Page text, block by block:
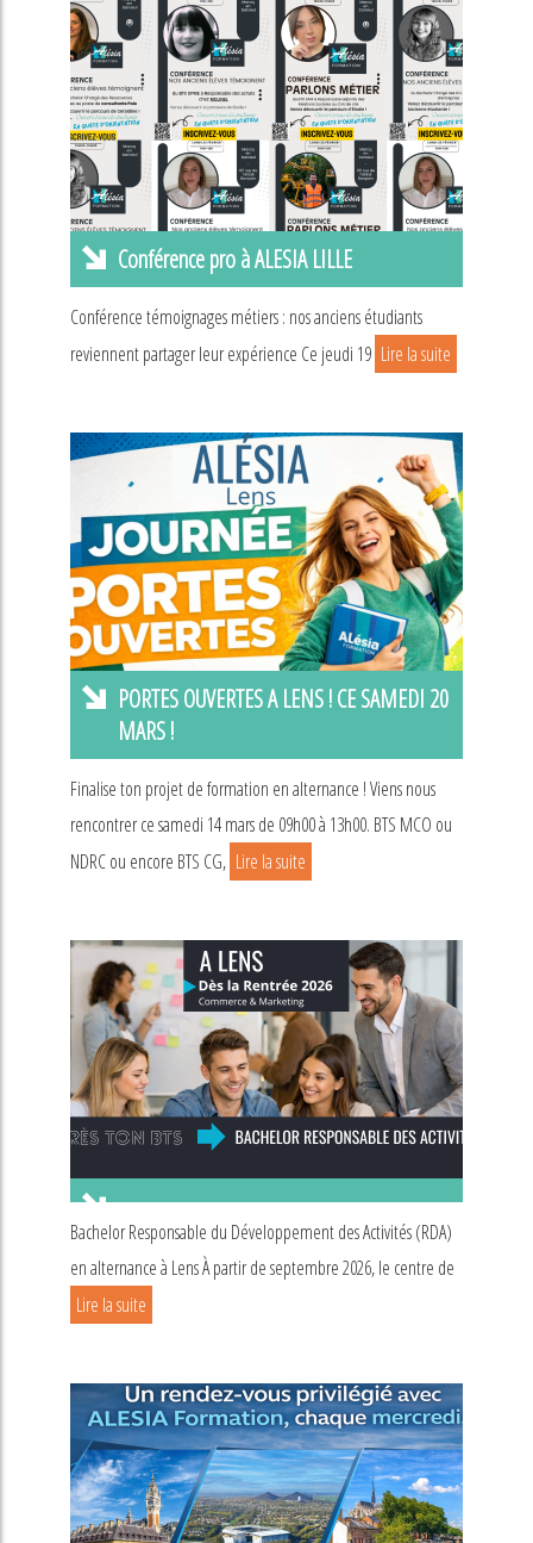
Conférence pro à ALESIA LILLE
Conférence témoignages métiers : nos anciens étudiants
reviennent partager leur expérience Ce jeudi 19 Lire la suite
PORTES OUVERTES A LENS ! CE SAMEDI 20
MARS !
Finalise ton projet de formation en alternance ! Viens nous
rencontrer ce samedi 14 mars de 09h00 à 13h00. BTS MCO ou
NDRC ou encore BTS CG, Lire la suite
Bachelor Responsable du Développement des Activités (RDA)
en alternance à Lens À partir de septembre 2026, le centre de
Lire la suite